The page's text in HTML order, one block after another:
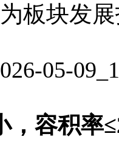
板块发
，容积率